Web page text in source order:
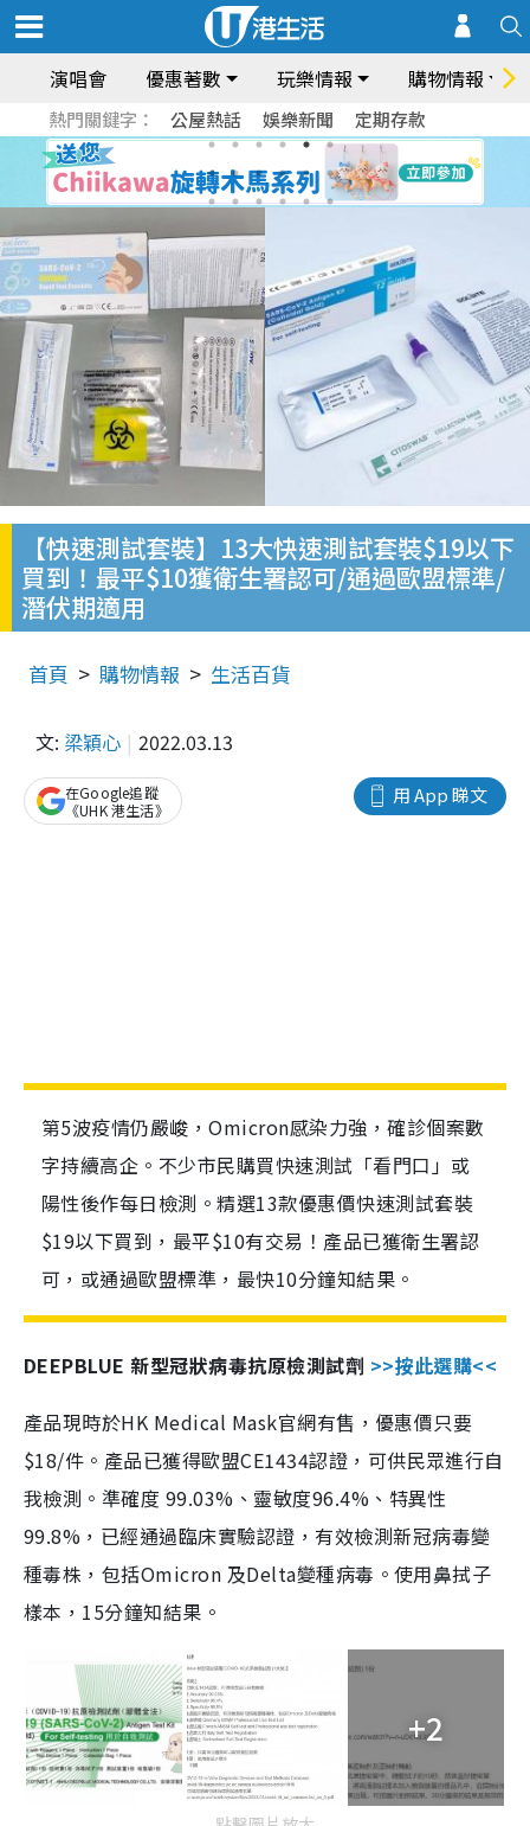
演唱會 優惠著數 玩樂情報 購物情報
熱門關鍵字： 公屋熱話 娛樂新聞 定期存款
【快速測試套裝】13大快速測試套裝$19以下
買到！最平$10獲衛生署認可/通過歐盟標準/
潛伏期適用
首頁 購物情報 生活百貨
文: 梁穎心 2022.03.13
用 App 睇文
在Google追蹤
《UHK 港生活》
第5波疫情仍嚴峻，Omicron感染力強，確診個案數
字持續高企。不少市民購買快速測試「看門口」或
陽性後作每日檢測。精選13款優惠價快速測試套裝
$19以下買到，最平$10有交易！產品已獲衛生署認
可，或通過歐盟標準，最快10分鐘知結果。
DEEPBLUE 新型冠狀病毒抗原檢測試劑 >>按此選購<<
產品現時於HK Medical Mask官網有售，優惠價只要
$18/件。產品已獲得歐盟CE1434認證，可供民眾進行自
我檢測。準確度 99.03%、靈敏度96.4%、特異性
99.8%，已經通過臨床實驗認證，有效檢測新冠病毒變
種毒株，包括Omicron 及Delta變種病毒。使用鼻拭子
樣本，15分鐘知結果。
+2